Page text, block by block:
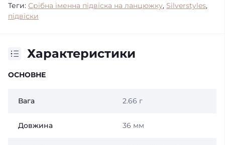
Теги: Срібна іменна підвіска на ланцюжку, Silverstyles,
підвіски
Характеристики
ОСНОВНЕ
Вага 2.66 г
Довжина 36 мм